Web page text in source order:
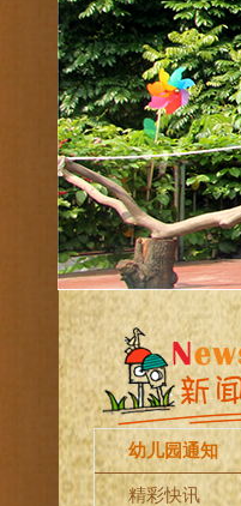
幼儿园通知
精彩快讯